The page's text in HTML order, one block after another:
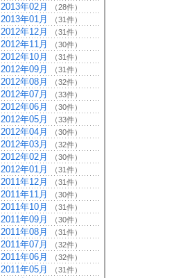
2013年02月 （28件）
2013年01月 （31件）
2012年12月 （31件）
2012年11月 （30件）
2012年10月 （31件）
2012年09月 （31件）
2012年08月 （32件）
2012年07月 （33件）
2012年06月 （30件）
2012年05月 （33件）
2012年04月 （30件）
2012年03月 （32件）
2012年02月 （30件）
2012年01月 （31件）
2011年12月 （31件）
2011年11月 （30件）
2011年10月 （31件）
2011年09月 （30件）
2011年08月 （31件）
2011年07月 （32件）
2011年06月 （32件）
2011年05月 （31件）